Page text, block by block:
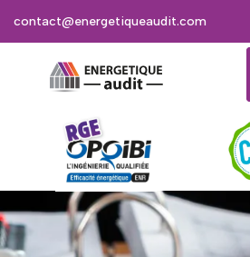
contact@energetiqueaudit.com